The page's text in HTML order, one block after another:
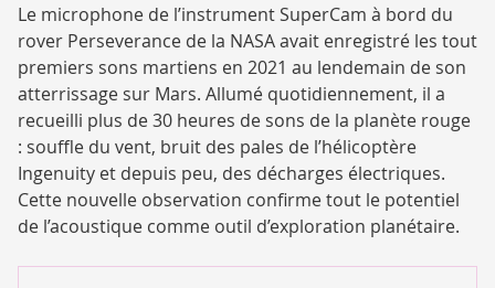
Le microphone de l’instrument SuperCam à bord du
rover Perseverance de la NASA avait enregistré les tout
premiers sons martiens en 2021 au lendemain de son
atterrissage sur Mars. Allumé quotidiennement, il a
recueilli plus de 30 heures de sons de la planète rouge
: souffle du vent, bruit des pales de l’hélicoptère
Ingenuity et depuis peu, des décharges électriques.
Cette nouvelle observation confirme tout le potentiel
de l’acoustique comme outil d’exploration planétaire.